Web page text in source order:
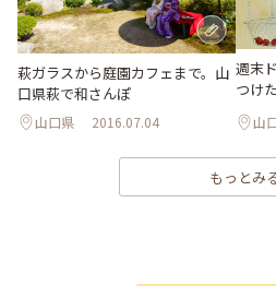
萩ガラスから庭園カフェまで。山
口県萩で和さんぽ
山口県 2016.07.04
週末
つけ
山
もっとみ